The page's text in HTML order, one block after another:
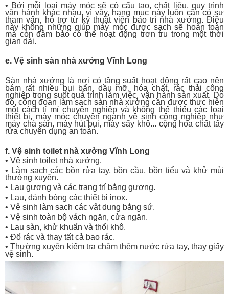
• Bởi mỗi loại máy móc sẽ có cấu tạo, chất liệu, quy trình
vận hành khác nhau, vì vậy, hạng mục này luôn cần có sự
tham vấn, hỗ trợ từ kỹ thuật viên bảo trì nhà xưởng. Điều
này không những giúp máy móc được sạch sẽ hoàn toàn
mà còn đảm bảo có thể hoạt động trơn tru trong một thời
gian dài.
e. Vệ sinh sàn nhà xưởng Vĩnh Long
Sàn nhà xưởng là nơi có tầng suất hoạt động rất cao nên
bám rất nhiều bụi bẩn, dầu mỡ, hóa chất, rác thải công
nghiệp trong suốt quá trình làm việc, vận hành sản xuất. Do
đó, công đoạn làm sạch sàn nhà xưởng cần được thực hiện
một cách tỉ mỉ chuyên nghiệp và không thể thiếu các loại
thiết bị, máy móc chuyên ngành vệ sinh công nghiệp như
máy chà sàn, máy hút bụi, máy sấy khô... cộng hóa chất tẩy
rửa chuyên dụng an toàn.
f. Vệ sinh toilet nhà xưởng Vĩnh Long
• Vệ sinh toilet nhà xưởng.
• Làm sạch các bồn rửa tay, bồn cầu, bồn tiểu và khử mùi
thường xuyên.
• Lau gương và các trang trí bằng gương.
• Lau, đánh bóng các thiết bị inox.
• Vệ sinh làm sạch các vật dụng bằng sứ.
• Vệ sinh toàn bộ vách ngăn, cửa ngăn.
• Lau sàn, khử khuẩn và thổi khô.
• Đổ rác và thay tất cả bao rác.
• Thường xuyên kiểm tra châm thêm nước rửa tay, thay giấy
vệ sinh.